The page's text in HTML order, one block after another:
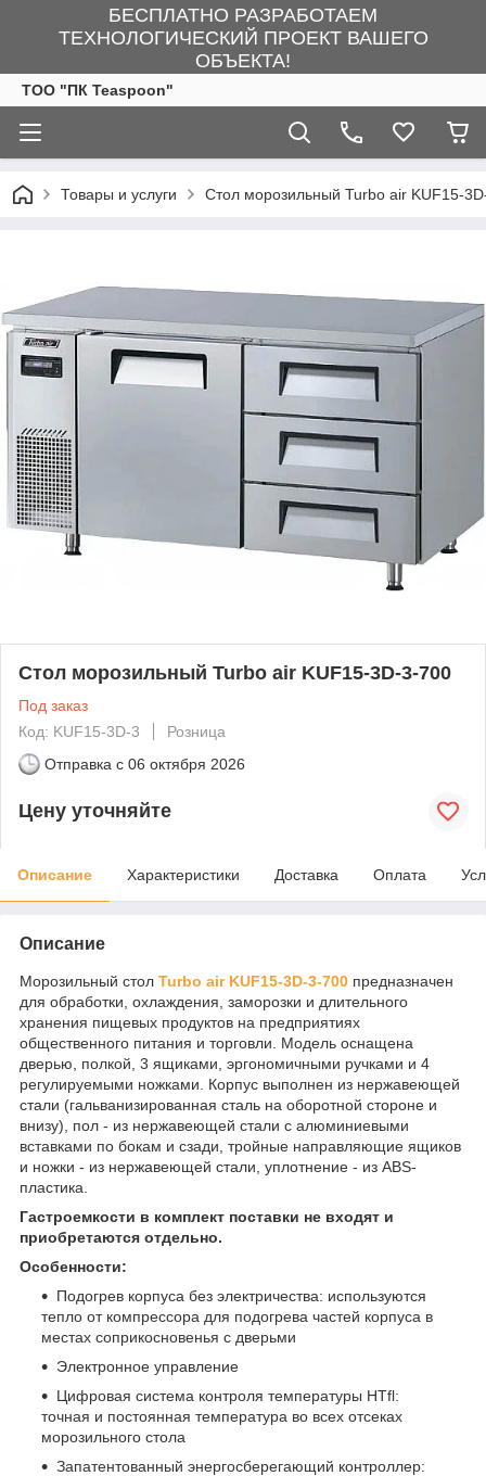
БЕСПЛАТНО РАЗРАБОТАЕМ
ТЕХНОЛОГИЧЕСКИЙ ПРОЕКТ ВАШЕГО
ОБЪЕКТА!
ТОО "ПК Teaspoon"
Товары и услуги Стол морозильный Turbo air KUF15-
Стол морозильный Turbo air KUF15-3D-3-700
Под заказ
Код: KUF15-3D-3
Розница
Отправка с 06 октября 2026
Цену уточняйте
Описание Характеристики Доставка Оплата
Описание
Морозильный стол Turbo air KUF15-3D-3-700 предназначен
для обработки, охлаждения, заморозки и длительного
хранения пищевых продуктов на предприятиях
общественного питания и торговли. Модель оснащена
дверью, полкой, 3 ящиками, эргономичными ручками и 4
регулируемыми ножками. Корпус выполнен из нержавеющей
стали (гальванизированная сталь на оборотной стороне и
внизу), пол - из нержавеющей стали с алюминиевыми
вставками по бокам и сзади, тройные направляющие ящиков
и ножки - из нержавеющей стали, уплотнение - из ABS-
пластика.
Гастроемкости в комплект поставки не входят и
приобретаются отдельно.
Особенности:
Подогрев корпуса без электричества: используются
тепло от компрессора для подогрева частей корпуса в
местах соприкосновенья с дверьми
Электронное управление
Цифровая система контроля температуры HTfl:
точная и постоянная температура во всех отсеках
морозильного стола
Запатентованный энергосберегающий контроллер: